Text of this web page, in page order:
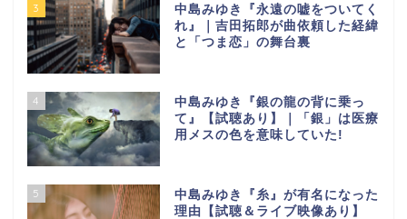
3
中島みゆき『永遠の嘘をついてく
れ』｜吉田拓郎が曲依頼した経緯
と「つま恋」の舞台裏
4
中島みゆき『銀の龍の背に乗っ
て』【試聴あり】｜「銀」は医療
用メスの色を意味していた!
5
中島みゆき『糸』が有名になった
理由【試聴＆ライブ映像あり】